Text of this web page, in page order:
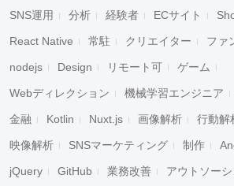
SNS運用 分析 経験者 ECサイト
React Native 常駐 クリエイター ファ
nodejs Design リモート可 ゲーム
Webディレクション 機械学習エンジニア
金融 Kotlin Nuxt.js 画像解析 行動解
映像解析 SNSマーケティング 制作
jQuery GitHub 業務改善 アウトソー